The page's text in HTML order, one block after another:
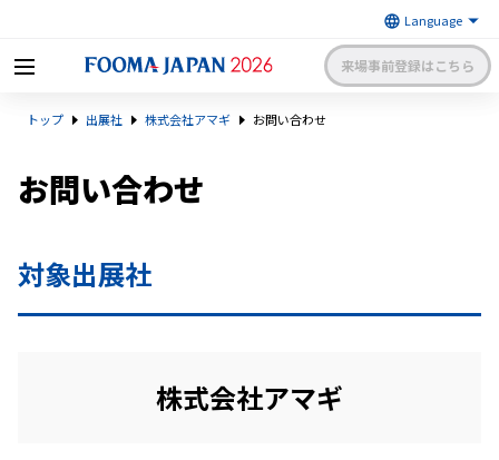
来場事前登録はこちら
級の食品製造総合展〜 | 一般社
日本食品機械工業会
日本語
トップ 出展社 株式会社アマギ お問い合わせ
お問い合わせ
対象出展社
株式会社アマギ